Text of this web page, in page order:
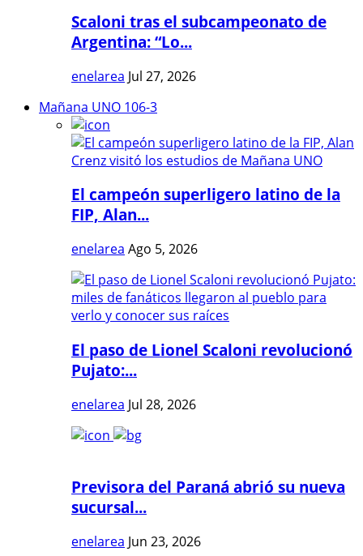
Scaloni tras el subcampeonato de
Argentina: “Lo...
enelarea Jul 27, 2026
Mañana UNO 106-3
El campeón superligero latino de la
FIP, Alan...
enelarea Ago 5, 2026
El paso de Lionel Scaloni revolucionó
Pujato:...
enelarea Jul 28, 2026
Previsora del Paraná abrió su nueva
sucursal...
enelarea Jun 23, 2026